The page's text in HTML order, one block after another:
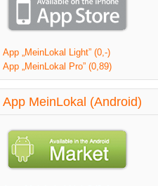
App „MeinLokal Light” (0,-)
App „MeinLokal Pro” (0,89)
App MeinLokal (Android)